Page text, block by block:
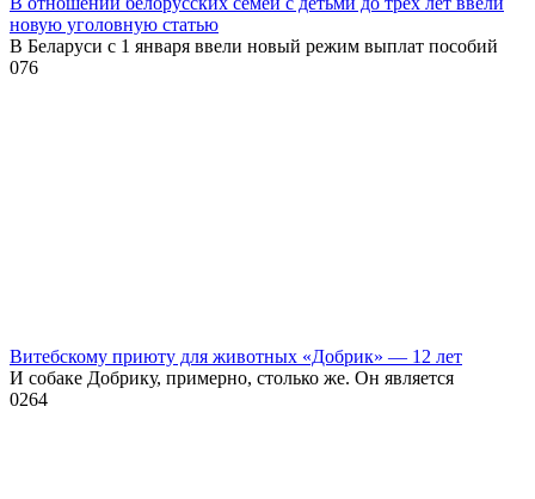
новую уголовную статью
В Беларуси с 1 января ввели новый режим выплат пособий
076
Витебскому приюту для животных «Добрик» — 12 лет
И собаке Добрику, примерно, столько же. Он является
0264